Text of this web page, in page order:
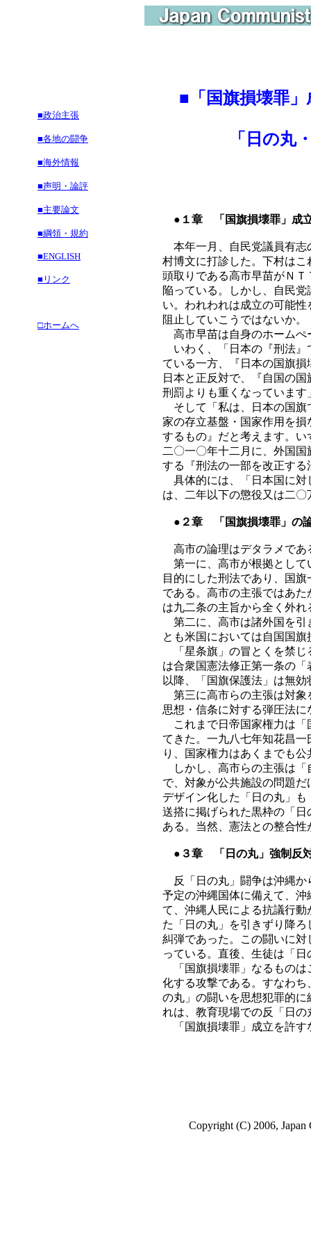
■政治主張
■各地の闘争
■海外情報
■声明・論評
■主要論文
■綱領・規約
■ENGLISH
■リンク
□ホームへ
■ 「国旗損壊罪
「日の丸・君
●１章 「国旗損壊罪」成
本年一月、自民党議員有志
村博文に打診した。下村は
頭取りである高市早苗がＮ
陥っている。しかし、自民
い。われわれは成立の可能
阻止していこうではないか。
高市早苗は自身のホームぺ
いわく、「日本の『刑法』
ている一方、『日本の国旗
日本と正反対で、『自国の
刑罰よりも重くなっていま
そして「私は、日本の国旗
家の存立基盤・国家作用を
するもの』だと考えます。
二〇一〇年十二月に、外国
する『刑法の一部を改正す
具体的には、「日本国に対
は、二年以下の懲役又は二
●２章 「国旗損壊罪」の
高市の論理はデタラメであ
第一に、高市が根拠として
目的にした刑法であり、国
である。高市の主張ではあ
は九二条の主旨から全く外れ
第二に、高市は諸外国を引
とも米国においては自国国
「星条旗」の冒とくを禁じ
は合衆国憲法修正第一条の
以降、「国旗保護法」は無
第三に高市らの主張は対象
思想・信条に対する弾圧法に
これまで日帝国家権力は「
てきた。一九八七年知花昌
り、国家権力はあくまでも
しかし、高市らの主張は「
で、対象が公共施設の問題
デザイン化した「日の丸」
送搭に掲げられた黒枠の「
ある。当然、憲法との整合
●３章 「日の丸」強制反
反「日の丸」闘争は沖縄か
予定の沖縄国体に備えて、
て、沖縄人民による抗議行
た「日の丸」を引きずり降
糾弾であった。この闘いに
っている。直後、生徒は「
「国旗損壊罪」なるものは
化する攻撃である。すなわ
の丸」の闘いを思想犯罪的
れは、教育現場での反「日
「国旗損壊罪」成立を許す
Copyright (C) 2006, Japan